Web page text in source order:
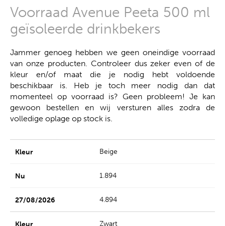
Voorraad Avenue Peeta 500 ml
geïsoleerde drinkbekers
Jammer genoeg hebben we geen oneindige voorraad
van onze producten. Controleer dus zeker even of de
kleur en/of maat die je nodig hebt voldoende
beschikbaar is. Heb je toch meer nodig dan dat
momenteel op voorraad is? Geen probleem! Je kan
gewoon bestellen en wij versturen alles zodra de
volledige oplage op stock is.
Beige
1.894
4.894
Zwart